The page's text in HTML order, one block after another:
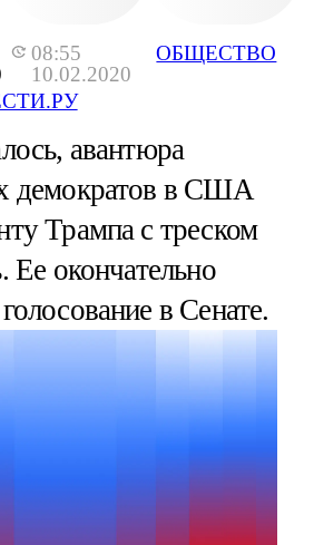
08:55
10.02.2020
ОБЩЕСТВО
авантюра
демократов в США
Трампа с треском
Ее окончательно
в Сенате.